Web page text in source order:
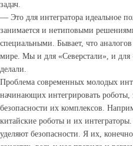
задач.
— Это для интегратора идеальное
занимается и нетиповыми
специальными. Бывает, что
мире. Мы и для «Северстали», и для
делали.
Проблема современных молодых
начинающих интегрировать роботы,
безопасности их комплексов.
китайские роботы и их
уделяют безопасности. Я их,